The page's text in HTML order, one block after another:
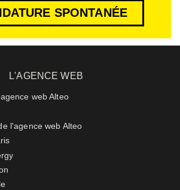
SPONTANÉE
L'AGENCE WEB
web Alteo
l'agence web Alteo